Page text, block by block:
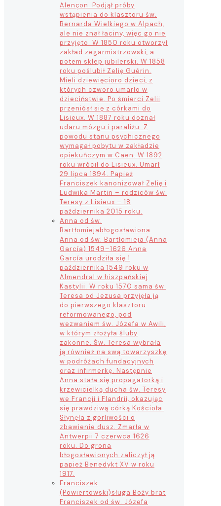
Alençon. Podjął próby
wstąpienia do klasztoru św.
Bernarda Wielkiego w Alpach,
ale nie znał łaciny, więc go nie
przyjęto. W 1850 roku otworzył
zakład zegarmistrzowski, a
potem sklep jubilerski. W 1858
roku poślubił Zelię Guérin.
Mieli dziewięcioro dzieci, z
których czworo umarło w
dzieciństwie. Po śmierci Zelii
przeniósł się z córkami do
Lisieux. W 1887 roku doznał
udaru mózgu i paraliżu. Z
powodu stanu psychicznego
wymagał pobytu w zakładzie
opiekuńczym w Caen. W 1892
roku wrócił do Lisieux. Umarł
29 lipca 1894. Papież
Franciszek kanonizował Zelię i
Ludwika Martin – rodziców św.
Teresy z Lisieux – 18
października 2015 roku.
Anna od św.
Bartłomiejabłogosławiona
Anna od św. Bartłomieja (Anna
García) 1549–1626 Anna
García urodziła się 1
października 1549 roku w
Almendral w hiszpańskiej
Kastylii. W roku 1570 sama św.
Teresa od Jezusa przyjęła ją
do pierwszego klasztoru
reformowanego, pod
wezwaniem św. Józefa w Awili,
w którym złożyła śluby
zakonne. Św. Teresa wybrała
ją również na swą towarzyszkę
w podróżach fundacyjnych
oraz infirmerkę. Następnie
Anna stała się propagatorką i
krzewicielką ducha św. Teresy
we Francji i Flandrii, okazując
się prawdziwą córką Kościoła.
Słynęła z gorliwości o
zbawienie dusz. Zmarła w
Antwerpii 7 czerwca 1626
roku. Do grona
błogosławionych zaliczył ją
papież Benedykt XV w roku
1917.
Franciszek
(Powiertowski)sługa Boży brat
Franciszek od św. Józefa